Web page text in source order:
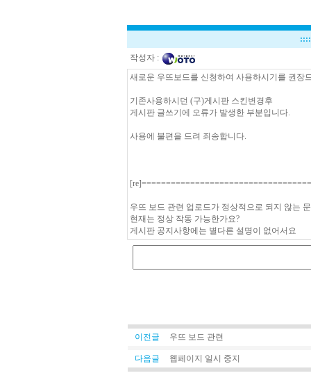
작성자 :
새로운 우뜨보드를 신청하여 사용하시기를 권장
기존사용하시던 (구)게시판 스킨변경후
게시판 글쓰기에 오류가 발생한 부분입니다.
사용에 불편을 드려 죄송합니다.
우뜨 보드 관련 업로드가 정상적으로 되지 않는
현재는 정상 작동 가능한가요?
게시판 공지사항에는 별다른 설명이 없어서요
이전글 우뜨 보드 관련
다음글 웹페이지 일시 중지